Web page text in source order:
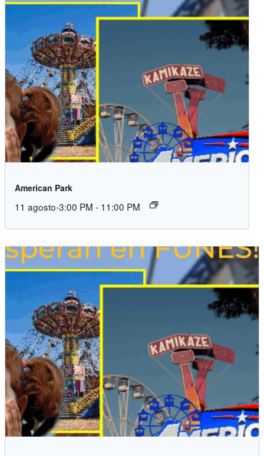
American Park
11 agosto-3:00 PM - 11:00 PM